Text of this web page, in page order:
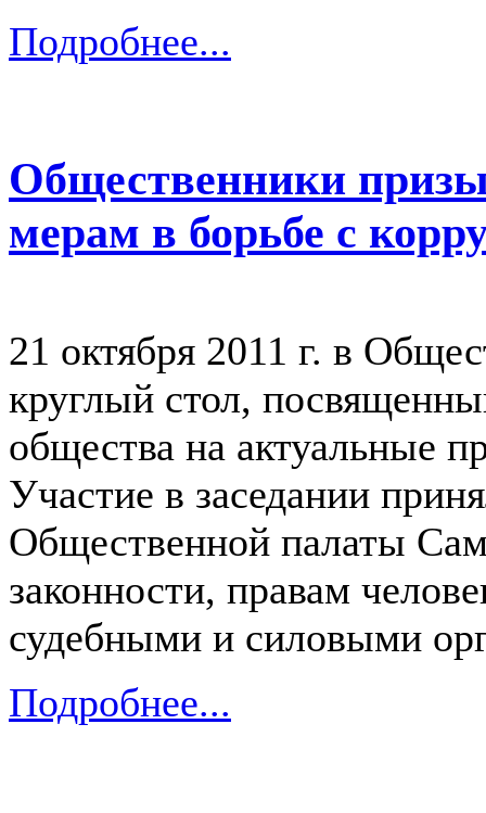
Подробнее...
Общественники
мерам в борьбе с
21 октября 2011 г. в
круглый стол,
общества на актуальные
Участие в заседании
Общественной палаты
законности, правам
судебными и силовыми
Подробнее...